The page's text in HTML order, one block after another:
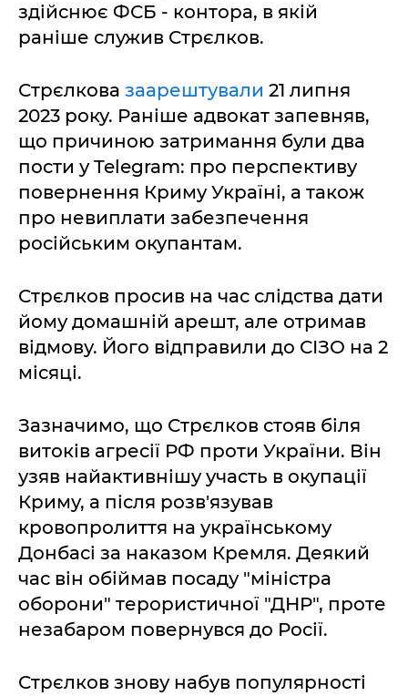
здійснює ФСБ - контора, в якій
раніше служив Стрєлков.
Стрєлкова заарештували 21 липня
2023 року. Раніше адвокат запевняв,
що причиною затримання були два
пости у Telegram: про перспективу
повернення Криму Україні, а також
про невиплати забезпечення
російським окупантам.
Стрєлков просив на час слідства дати
йому домашній арешт, але отримав
відмову. Його відправили до СІЗО на 2
місяці.
Зазначимо, що Стрєлков стояв біля
витоків агресії РФ проти України. Він
узяв найактивнішу участь в окупації
Криму, а після розв'язував
кровопролиття на українському
Донбасі за наказом Кремля. Деякий
час він обіймав посаду "міністра
оборони" терористичної "ДНР", проте
незабаром повернувся до Росії.
Стрєлков знову набув популярності